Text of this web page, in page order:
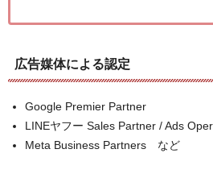
広告媒体による認定
Google Premier Partner
LINEヤフー Sales Partner / Ads
Meta Business Partners など